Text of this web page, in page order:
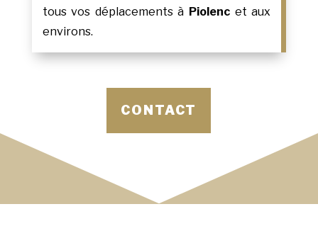
tous vos déplacements à Piolenc et aux
environs.
CONTACT